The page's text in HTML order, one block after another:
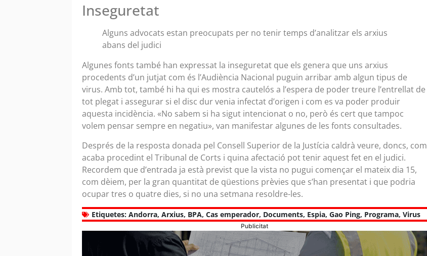
Inseguretat
Alguns advocats estan preocupats per no tenir temps d’analitzar els arxius
abans del judici
Algunes fonts també han expressat la inseguretat que els genera que uns arxius
procedents d’un jutjat com és l’Audiència Nacional puguin arribar amb algun tipus de
virus. Amb tot, també hi ha qui es mostra cautelós a l’espera de poder treure l’entrellat de
tot plegat i assegurar si el disc dur venia infectat d’origen i com es va poder produir
aquesta incidència. «No sabem si ha sigut intencionat o no, però és cert que tampoc
volem pensar sempre en negatiu», van manifestar algunes de les fonts consultades.
Després de la resposta donada pel Consell Superior de la Justícia caldrà veure, doncs, com
acaba procedint el Tribunal de Corts i quina afectació pot tenir aquest fet en el judici.
Recordem que d’entrada ja està previst que la vista no pugui començar el mateix dia 15,
com dèiem, per la gran quantitat de qüestions prèvies que s’han presentat i que podria
ocupar tres o quatre dies, si no una setmana resoldre-les.
Etiquetes: Andorra, Arxius, BPA, Cas emperador, Documents, Espia, Gao Ping, Programa, Virus
Publicitat